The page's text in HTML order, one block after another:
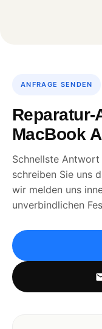
ANFRAGE SENDEN
Reparatur-
MacBook
Schnellste
schreiben Sie uns
wir melden uns
unverbindlichen